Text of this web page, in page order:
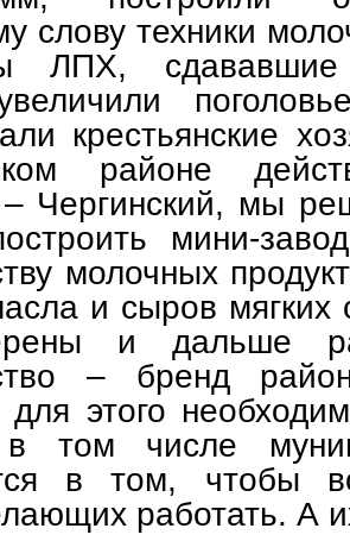
слову техники
ЛПХ,
крестьянские
районе
Чергинский, мы
мини-
молочных
и сыров мягких
и дальше
– бренд
для этого
в том числе
в том, чтобы
работать. А